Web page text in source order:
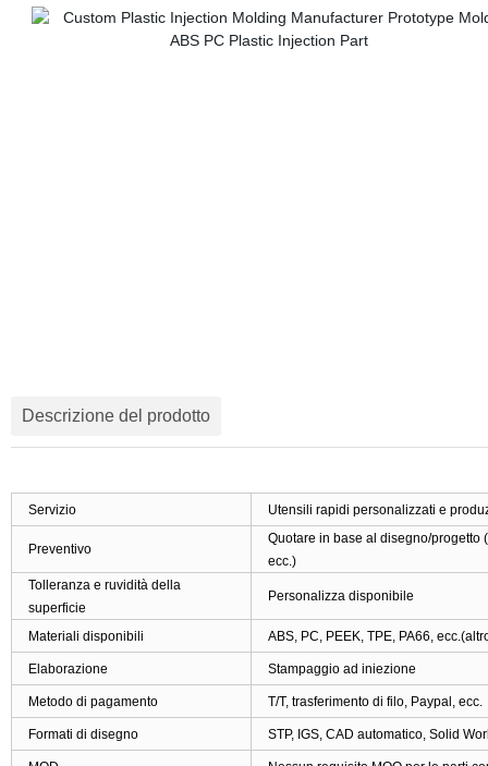
Descrizione del prodotto
Servizio Utensili rapidi personalizzati e
Preventivo
Quotare in base al disegno/progetto
ecc.)
Tolleranza e ruvidità della
superficie
Personalizza disponibile
Materiali disponibili ABS, PC, PEEK, TPE, PA66,
Elaborazione Stampaggio ad iniezione
Metodo di pagamento T/T, trasferimento di filo, Paypal, ecc.
Formati di disegno STP, IGS, CAD automatico, Solid